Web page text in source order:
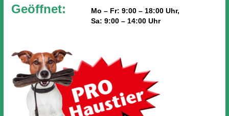
Geöffnet:
Mo – Fr: 9:00 – 18:00 Uhr,
Sa: 9:00 – 14:00 Uhr